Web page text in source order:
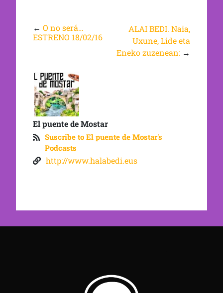
← O no será…
ESTRENO 18/02/16
ALAI BEDI. Naia,
Uxune, Lide eta
Eneko zuzenean: →
El puente de Mostar
Suscribe to El puente de Mostar's
Podcasts
http://www.halabedi.eus